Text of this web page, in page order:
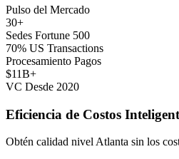
Pulso del Mercado
30+
Sedes Fortune 500
70% US Transactions
Procesamiento Pagos
$11B+
VC Desde 2020
Eficiencia de Costos
Obtén calidad nivel Atlanta sin los